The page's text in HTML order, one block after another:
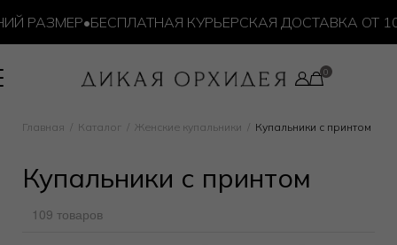
РАЗМЕР•БЕСПЛАТНАЯ КУРЬЕРСКАЯ ДОСТАВКА ОТ 10
Главная Каталог Женские купальники Купальники с принтом
Купальники с принтом
109 товаров